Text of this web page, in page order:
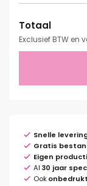
Totaal
Exclusief BTW en
Snelle
Gratis
Eigen
Al 30 jaar
Ook